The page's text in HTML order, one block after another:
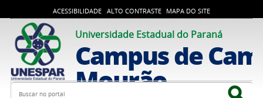
ACESSIBILIDADE ALTO CONTRASTE MAPA DO SITE
Universidade Estadual do Paraná
Campus de
Mourão
Busca